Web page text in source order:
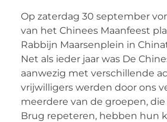
Op zaterdag 30 september
van het Chinees Maanfeest
Rabbijn Maarsenplein in
Net als ieder jaar was De
aanwezig met verschillende
vrijwilligers werden door ons
meerdere van de groepen, die
Brug repeteren, hebben hun